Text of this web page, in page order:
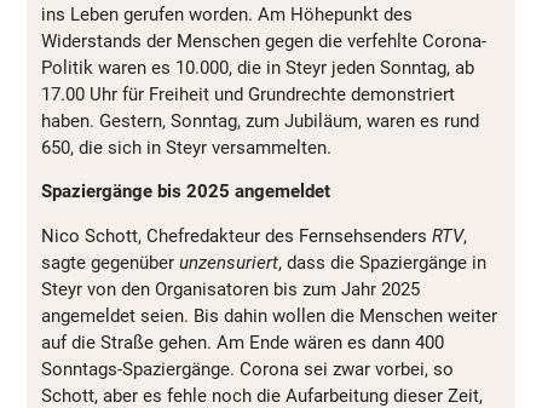
ins Leben gerufen worden. Am Höhepunkt des
Widerstands der Menschen gegen die verfehlte Corona-
Politik waren es 10.000, die in Steyr jeden Sonntag, ab
17.00 Uhr für Freiheit und Grundrechte demonstriert
haben. Gestern, Sonntag, zum Jubiläum, waren es rund
650, die sich in Steyr versammelten.
Spaziergänge bis 2025 angemeldet
Nico Schott, Chefredakteur des Fernsehsenders RTV,
sagte gegenüber unzensuriert, dass die Spaziergänge in
Steyr von den Organisatoren bis zum Jahr 2025
angemeldet seien. Bis dahin wollen die Menschen weiter
auf die Straße gehen. Am Ende wären es dann 400
Sonntags-Spaziergänge. Corona sei zwar vorbei, so
Schott, aber es fehle noch die Aufarbeitung dieser Zeit,